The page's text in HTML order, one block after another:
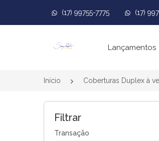
(17) 99755-7775 (17)
Página inicial
Lançamentos
Início Coberturas Duplex à
Filtrar
Transação